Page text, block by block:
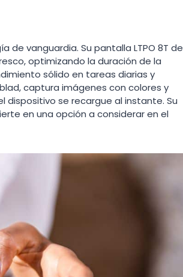
de vanguardia. Su pantalla LTPO 8T de
optimizando la duración de la
sólido en tareas diarias y
captura imágenes con colores y
dispositivo se recargue al instante. Su
en una opción a considerar en el